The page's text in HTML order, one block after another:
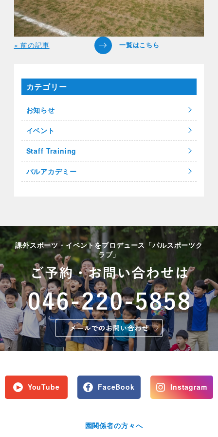
« 前の記事
カテゴリー
お知らせ
イベント
Staff Training
パルアカデミー
課外スポーツ・イベントをプロデュース「パルスポーツク
ラブ」
YouTube FaceBook Instagram
園関係者の方々へ